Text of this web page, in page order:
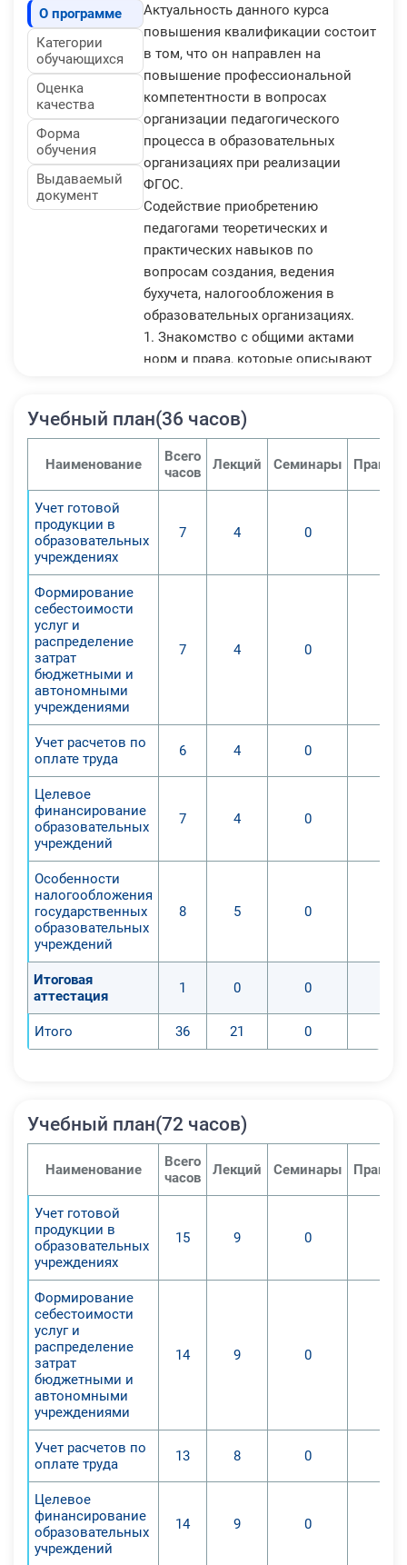
О программе
Категории
обучающихся
Оценка
качества
Форма
обучения
Выдаваемый
документ
Актуальность данного курса
повышения квалификации состоит
в том, что он направлен на
повышение профессиональной
компетентности в вопросах
организации педагогического
процесса в образовательных
организациях при реализации
ФГОС.
Содействие приобретению
педагогами теоретических и
практических навыков по
вопросам создания, ведения
бухучета, налогообложения в
образовательных организациях.
1. Знакомство с общими актами
норм и права, которые описывают
разных видов.
теорией учета бюджетных средств
на основе требований
регламентирующей ведение
муниципальных образовательных
операционного учета в рамках
прибыль.
4. Выявление субъектов и знание
теоретической базы бухучета в
организациях на основе
документации, регламентирующей
муниципальных образовательных
организациях.
реализацию государственных
поручений и действий с
финансами, получаемыми от
налогообложения в
образовательных организациях.
7. Формирование понятия
ответственности будущего
своевременность взаимодействия
с бухгалтерскими документами и
Знания:
организациях с учетом текущих
нормативных документов РФ.
документации и регистров учета.
-Плана счетов бухучета в
Учебный план(36 часов)
Наименование
Всего
часов
Лекций Семинары
Учет готовой
продукции в
образовательных
учреждениях
7 4 0
Формирование
себестоимости
услуг и
распределение
затрат
бюджетными и
автономными
учреждениями
7 4 0
Учет расчетов по
оплате труда
6 4 0
Целевое
финансирование
образовательных
учреждений
7 4 0
Особенности
налогообложения
государственных
образовательных
учреждений
8 5 0
Итоговая
аттестация
1 0 0
Итого 36 21 0
Учебный план(72 часов)
Наименование
Всего
часов
Лекций Семинары
Учет готовой
продукции в
образовательных
учреждениях
15 9 0
Формирование
себестоимости
услуг и
распределение
затрат
бюджетными и
автономными
учреждениями
14 9 0
Учет расчетов по
оплате труда
13 8 0
Целевое
финансирование
образовательных
учреждений
14 9 0